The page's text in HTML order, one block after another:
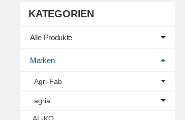
KATEGORIEN
Alle Produkte
Marken
Agri-Fab
agria
AL-KO